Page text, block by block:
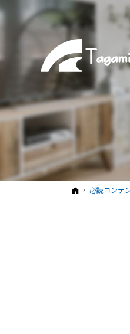
ホーム
必読コンテ